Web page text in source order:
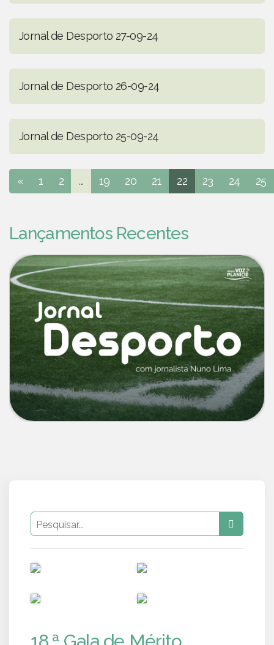
Jornal de Desporto 27-09-24
Jornal de Desporto 26-09-24
Jornal de Desporto 25-09-24
« 1 2 ... 19 20 21 22 23 24 25
Lançamentos Recentes